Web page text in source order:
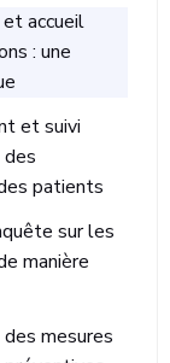
accueil
: une
et suivi
patients
sur les
manière
mesures